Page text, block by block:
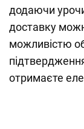
додаючи
доставку
можливістю
отримаєте